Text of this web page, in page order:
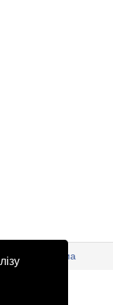
Реклама